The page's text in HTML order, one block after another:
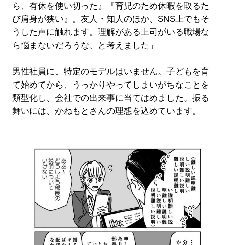
ら、有休を使い切った』『育児のため休暇を取るた
び肩身が狭い』。友人・知人のほか、SNS上でもそ
うした声に触れます。理解がある上司がいる職場な
ら悩まないだろうな、と考えました」
男性社員に、特定のモデルはいません。子どもを育
て始めてから、うっかりやってしまいがちなことを
類型化し、会社での出来事に当てはめました。振る
舞いには、かねもとさんの理想を込めています。